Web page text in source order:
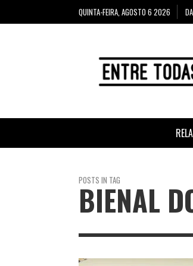
QUINTA-FEIRA, AGOSTO 6 2026
POSTS IN TAG
BIENAL